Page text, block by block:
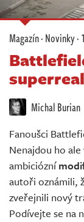
Komunita
Redakce
Živě
Magazín·Novinky·
Michal Burian
Fanoušci
Nenajdou ho
ambiciózní
autoři oznámili,
zveřejnili nový
Podívejte se na